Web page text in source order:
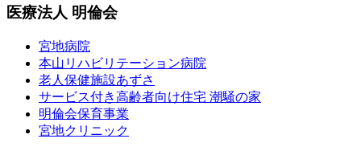
医療法人 明倫会
宮地病院
本山リハビリテーション病院
老人保健施設あずさ
サービス付き高齢者向け住宅 潮騒の家
明倫会保育事業
宮地クリニック